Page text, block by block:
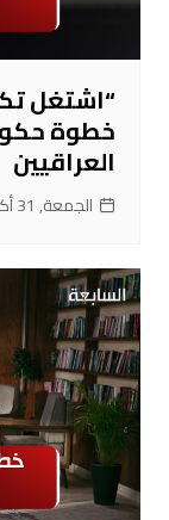
“اشتغل
خطوة
العراقيين
الجمعة, 31 أكتوبر 2025, 18:23